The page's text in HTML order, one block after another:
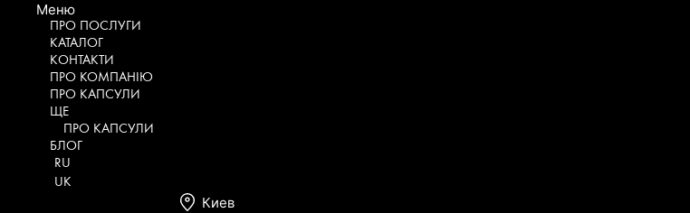
Меню
ПРО ПОСЛУГИ
КАТАЛОГ
KОНТАКТИ
ПРО КОМПАНІЮ
ПРО КАПСУЛИ
ЩЕ
ПРО КАПСУЛИ
БЛОГ
RU
UK
Киев